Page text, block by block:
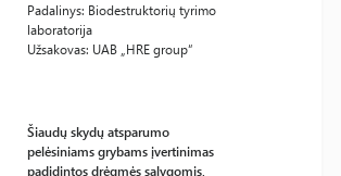
Padalinys: Biodestruktorių tyrimo
laboratorija
Užsakovas: UAB „HRE group“
Šiaudų skydų atsparumo
pelėsiniams grybams įvertinimas
padidintos drėgmės sąlygomis,